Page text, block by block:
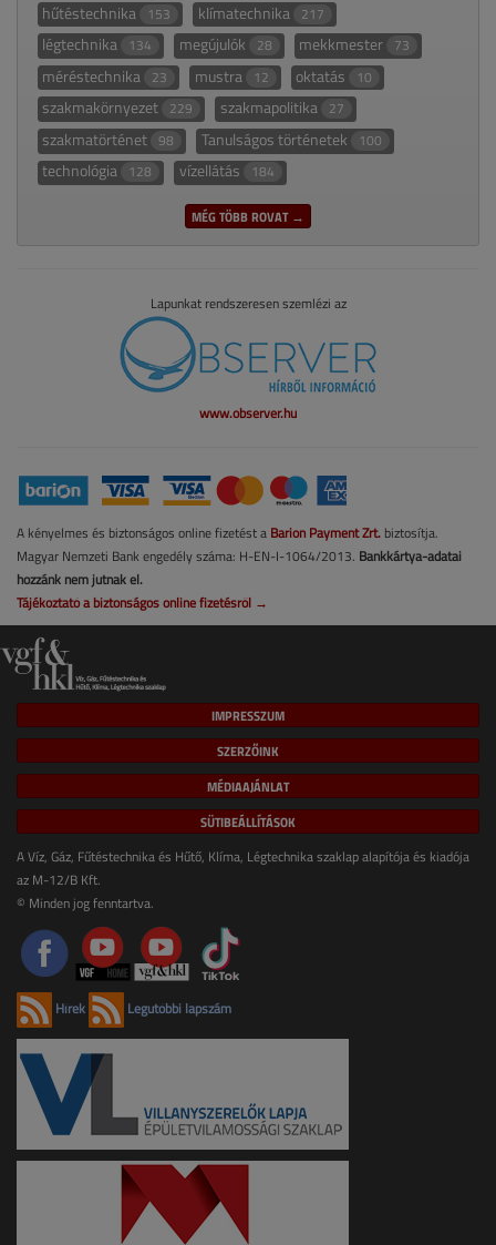
hűtéstechnika 153 klímatechnika 217
légtechnika 134 megújulók 28 mekkmester 73
méréstechnika 23 mustra 12 oktatás 10
szakmakörnyezet 229 szakmapolitika 27
szakmatörténet 98 Tanulságos történetek 100
technológia 128 vízellátás 184
MÉG TÖBB ROVAT →
Lapunkat rendszeresen szemlézi az
www.observer.hu
A kényelmes és biztonságos online fizetést a Barion Payment Zrt. biztosítja.
Magyar Nemzeti Bank engedély száma: H-EN-I-1064/2013. Bankkártya-adatai
hozzánk nem jutnak el.
Tájékoztató a biztonságos online fizetésről →
IMPRESSZUM
SZERZŐINK
MÉDIAAJÁNLAT
SÜTIBEÁLLÍTÁSOK
A Víz, Gáz, Fűtéstechnika és Hűtő, Klíma, Légtechnika szaklap alapítója és kiadója
az M-12/B Kft.
© Minden jog fenntartva.
Hírek Legutóbbi lapszám